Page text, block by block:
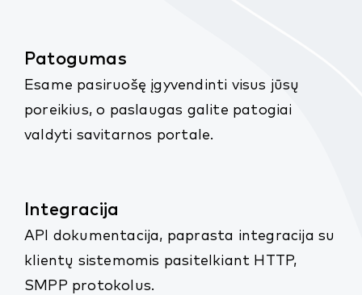
Patogumas
Esame pasiruošę įgyvendinti visus jūsų
poreikius, o paslaugas galite patogiai
valdyti savitarnos portale.
Integracija
API dokumentacija, paprasta integracija su
klientų sistemomis pasitelkiant HTTP,
SMPP protokolus.